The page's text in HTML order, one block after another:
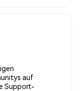
auf
Support-